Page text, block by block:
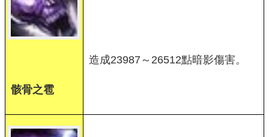
骸骨之雹
造成23987～26512點暗影傷害。